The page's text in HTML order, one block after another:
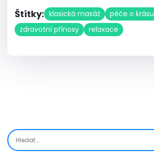
Štítky: klasická masáž
péče o krásu
zdravotní přínosy
relaxace